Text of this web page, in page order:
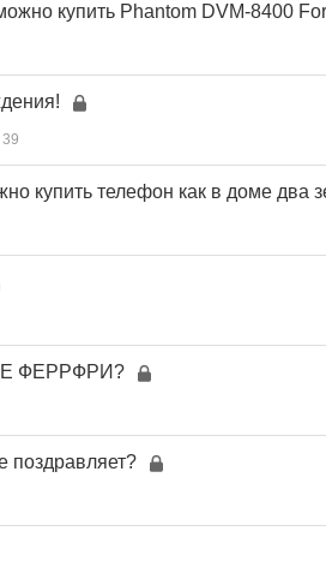
купить Phantom DVM-8400
39
купить телефон как в доме два
ФЕРРФРИ?
поздравляет?